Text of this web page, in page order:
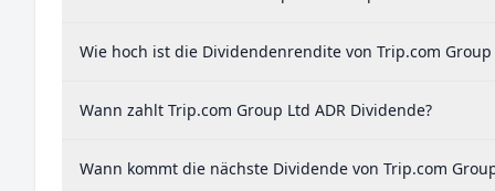
Wie hoch ist die Dividendenrendite von Trip.com Group
Wann zahlt Trip.com Group Ltd ADR Dividende?
Wann kommt die nächste Dividende von Trip.com